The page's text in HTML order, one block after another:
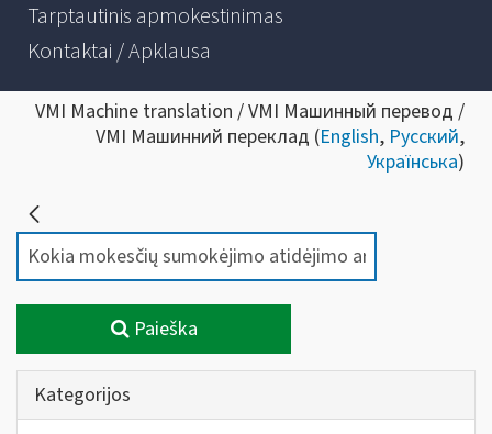
Tarptautinis apmokestinimas
Kontaktai / Apklausa
VMI Machine translation / VMI Машинный перевод /
VMI Машинний переклад (English, Русский,
Українська)
Paieška
Kategorijos